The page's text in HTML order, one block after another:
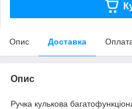
Опис Доставка
Опис
Ручка кулькова